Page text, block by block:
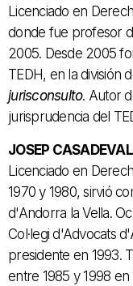
Licenciado en
donde fue profesor
2005. Desde 2005
TEDH, en la división
jurisconsulto. Autor
jurisprudencia del
JOSEP
Licenciado en
1970 y 1980, sirvió
d'Andorra la Vella.
Col·legi d'Advocats
presidente en 1993.
entre 1985 y 1998 en